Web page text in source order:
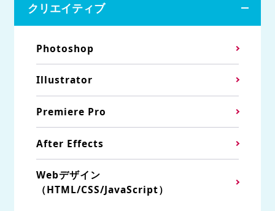
クリエイティブ
Photoshop
Illustrator
Premiere Pro
After Effects
Webデザイン
（HTML/CSS/JavaScript）